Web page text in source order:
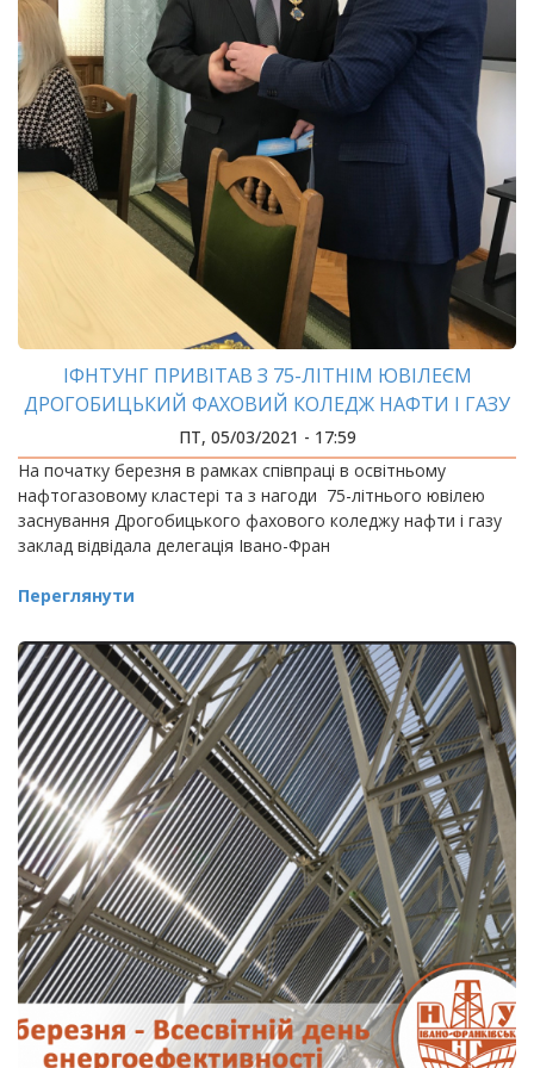
ІФНТУНГ ПРИВІТАВ З 75-ЛІТНІМ ЮВІЛЕЄМ
ДРОГОБИЦЬКИЙ ФАХОВИЙ КОЛЕДЖ НАФТИ І ГАЗУ
ПТ, 05/03/2021 - 17:59
На початку березня в рамках співпраці в освітньому
нафтогазовому кластері та з нагоди 75-літнього ювілею
заснування Дрогобицького фахового коледжу нафти і газу
заклад відвідала делегація Івано-Фран
Переглянути